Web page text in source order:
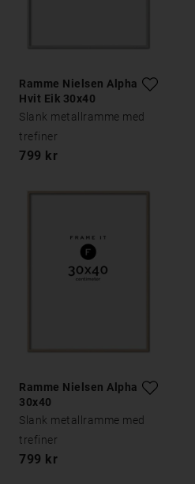
Ramme Nielsen Alpha
Hvit Eik 30x40
Slank metallramme med
trefiner
799 kr
Ramme Nielsen Alpha Eik
30x40
Slank metallramme med
trefiner
799 kr